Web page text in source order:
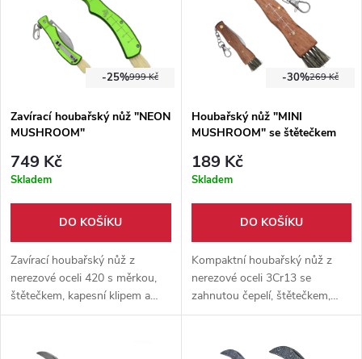
999 Kč
-25%
Zavírací houbařský nůž "NEON
MUSHROOM"
749 Kč
Skladem
DO KOŠÍKU
Zavírací houbařský nůž z
nerezové oceli 420 s měrkou,
štětečkem, kapesní klipem a
karabinou. Praktický houbařský
provedení
269 Kč
-30%
Houbařský nůž "MINI
MUSHROOM" se štětečkem
189 Kč
Skladem
DO KOŠÍKU
Kompaktní houbařský nůž z
nerezové oceli 3Cr13 se
zahnutou čepelí, štětečkem,
měrkou a karabinkou pro
přírodě na výpravách ven.